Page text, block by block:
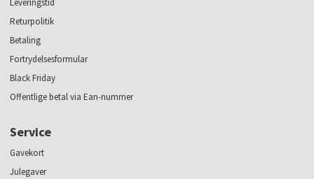
Leveringstid
Returpolitik
Betaling
Fortrydelsesformular
Black Friday
Offentlige betal via Ean-nummer
Service
Gavekort
Julegaver